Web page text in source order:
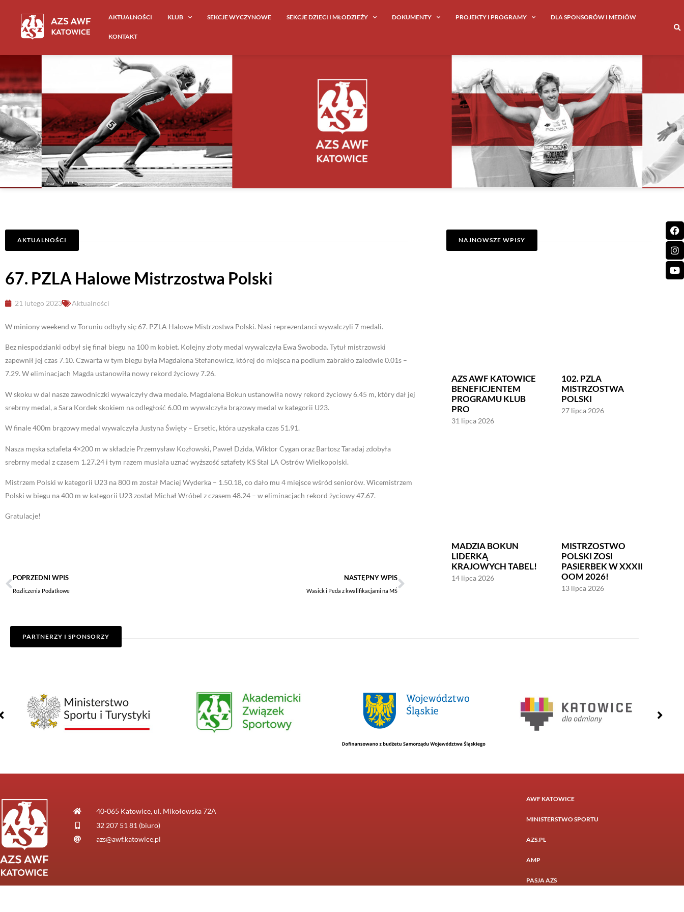
AKTUALNOŚCI KLUB SEKCJE WYCZYNOWE SEKCJE DZIECI I MŁODZIEŻY DOKUMENTY PROJEKTY I PROGRAMY DLA SPONSORÓW I MEDIÓW
KONTAKT
AKTUALNOŚCI
67. PZLA Halowe Mistrzostwa Polski
21 lutego 2023 Aktualności
W miniony weekend w Toruniu odbyły się 67. PZLA Halowe Mistrzostwa Polski. Nasi reprezentanci wywalczyli 7 medali.
Bez niespodzianki odbył się finał biegu na 100 m kobiet. Kolejny złoty medal wywalczyła Ewa Swoboda. Tytuł mistrzowski
zapewnił jej czas 7.10. Czwarta w tym biegu była Magdalena Stefanowicz, której do miejsca na podium zabrakło zaledwie 0.01s –
7.29. W eliminacjach Magda ustanowiła nowy rekord życiowy 7.26.
W skoku w dal nasze zawodniczki wywalczyły dwa medale. Magdalena Bokun ustanowiła nowy rekord życiowy 6.45 m, który dał jej
srebrny medal, a Sara Kordek skokiem na odległość 6.00 m wywalczyła brązowy medal w kategorii U23.
W finale 400m brązowy medal wywalczyła Justyna Święty – Ersetic, która uzyskała czas 51.91.
Nasza męska sztafeta 4×200 m w składzie Przemysław Kozłowski, Paweł Dzida, Wiktor Cygan oraz Bartosz Taradaj zdobyła
srebrny medal z czasem 1.27.24 i tym razem musiała uznać wyższość sztafety KS Stal LA Ostrów Wielkopolski.
Mistrzem Polski w kategorii U23 na 800 m został Maciej Wyderka – 1.50.18, co dało mu 4 miejsce wśród seniorów. Wicemistrzem
Polski w biegu na 400 m w kategorii U23 został Michał Wróbel z czasem 48.24 – w eliminacjach rekord życiowy 47.67.
Gratulacje!
POPRZEDNI WPIS
Rozliczenia Podatkowe
NASTĘPNY WPIS
Wasick i Peda z kwalifikacjami na MŚ
NAJNOWSZE WPISY
AZS AWF KATOWICE
BENEFICJENTEM
PROGRAMU KLUB
PRO
31 lipca 2026
102. PZLA
MISTRZOSTWA
POLSKI
27 lipca 2026
MADZIA BOKUN
LIDERKĄ
KRAJOWYCH TABEL!
14 lipca 2026
MISTRZOSTWO
POLSKI ZOSI
PASIERBEK W XXXII
OOM 2026!
13 lipca 2026
PARTNERZY I SPONSORZY
40-065 Katowice, ul. Mikołowska 72A
32 207 51 81 (biuro)
azs@awf.katowice.pl
AWF KATOWICE
MINISTERSTWO SPORTU
AZS.PL
AMP
PASJA AZS